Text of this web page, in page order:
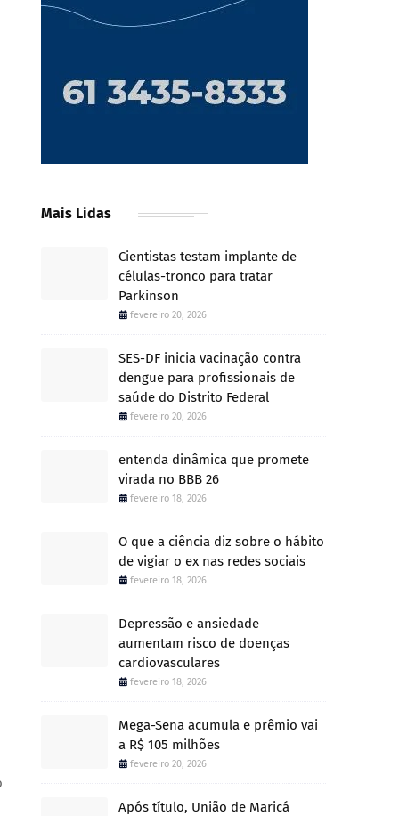
Mais Lidas
Cientistas testam implante de
células-tronco para tratar
Parkinson
fevereiro 20, 2026
SES-DF inicia vacinação contra
dengue para profissionais de
saúde do Distrito Federal
fevereiro 20, 2026
entenda dinâmica que promete
virada no BBB 26
fevereiro 18, 2026
O que a ciência diz sobre o hábito
de vigiar o ex nas redes sociais
fevereiro 18, 2026
Depressão e ansiedade
aumentam risco de doenças
cardiovasculares
fevereiro 18, 2026
Mega-Sena acumula e prêmio vai
a R$ 105 milhões
fevereiro 20, 2026
Após título, União de Maricá